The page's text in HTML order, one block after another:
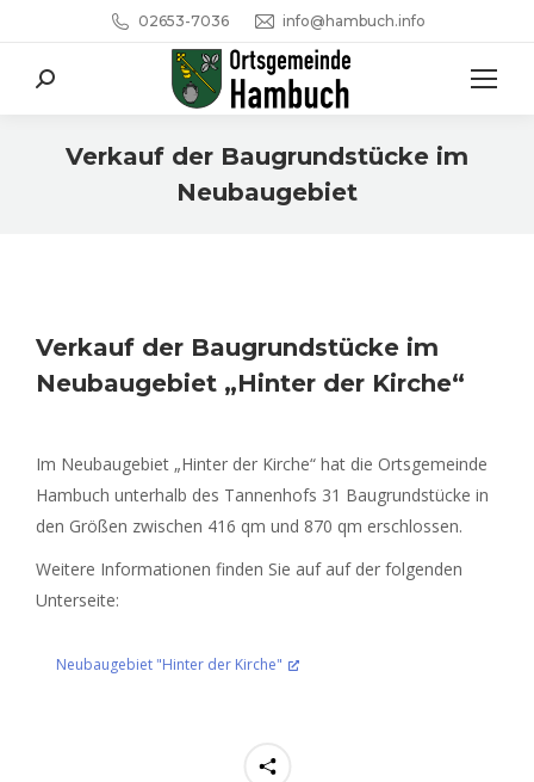
02653-7036 info@hambuch.info
Search:
Verkauf der Baugrundstücke im
Neubaugebiet
Verkauf der Baugrundstücke im
Neubaugebiet „Hinter der Kirche“
Im Neubaugebiet „Hinter der Kirche“ hat die Ortsgemeinde
Hambuch unterhalb des Tannenhofs 31 Baugrundstücke in
den Größen zwischen 416 qm und 870 qm erschlossen.
Weitere Informationen finden Sie auf auf der folgenden
Unterseite:
Neubaugebiet "Hinter der Kirche"